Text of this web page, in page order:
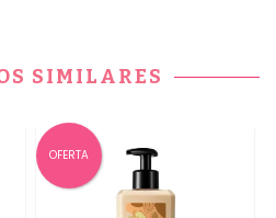
SIMILARES
OFERTA